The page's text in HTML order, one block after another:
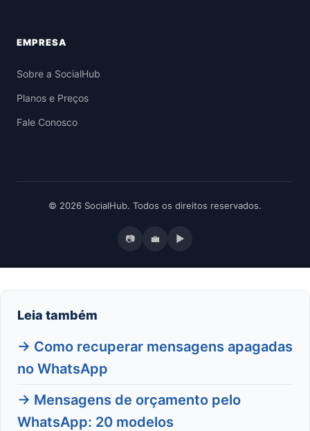
EMPRESA
Sobre a SocialHub
Planos e Preços
Fale Conosco
© 2026 SocialHub. Todos os direitos reservados.
📷 💼 ▶
Leia também
→ Como recuperar mensagens apagadas
no WhatsApp
→ Mensagens de orçamento pelo
WhatsApp: 20 modelos